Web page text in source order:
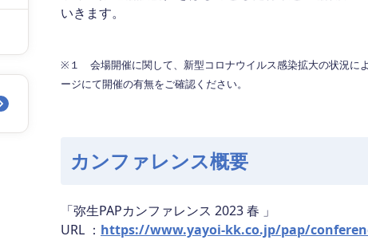
いきます。
※１ 会場開催に関して、新型コロナウイルス感染拡大の状況に
ージにて開催の有無をご確認ください。
カンファレンス概要
「弥生PAPカンファレンス 2023 春 」
URL ： https://www.yayoi-kk.co.jp/pap/